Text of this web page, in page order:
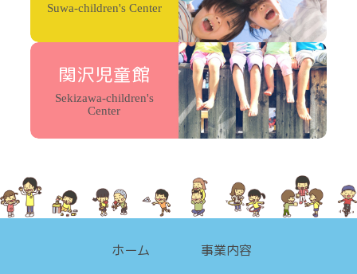
Suwa-children's Center
関沢児童館
Sekizawa-children's
Center
ホーム 事業内容